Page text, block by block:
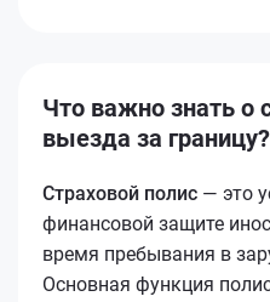
Что важно знать о
выезда за границу?
Страховой полис — это
финансовой защите
время пребывания в
Основная функция